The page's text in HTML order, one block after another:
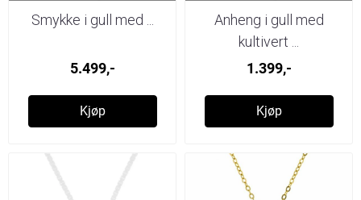
Smykke i gull med ...
5.499,-
Kjøp
Anheng i gull med
kultivert ...
1.399,-
Kjøp